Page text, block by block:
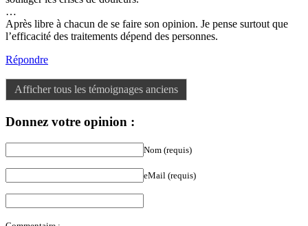
…
Après libre à chacun de se faire son opinion. Je pense surtout que
l’efficacité des traitements dépend des personnes.
Répondre
Afficher tous les témoignages anciens
Donnez votre opinion :
Nom (requis)
eMail (requis)